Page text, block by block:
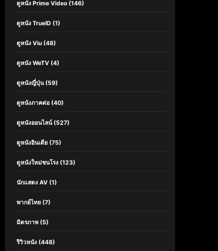
ดูหนัง Prime Video (146)
ดูหนัง TrueID (1)
ดูหนัง Viu (48)
ดูหนัง WeTV (4)
ดูหนังญี่ปุ่น(59)
ดูหนังภาคต่อ (40)
ดูหนังออนไลน์(527)
ดูหนังอินเดีย (75)
ดูหนังใหม่ชนโรง (123)
นักแสดง AV (1)
พากย์ไทย (7)
มิตรภาพ (5)
รีวิวหนัง (448)